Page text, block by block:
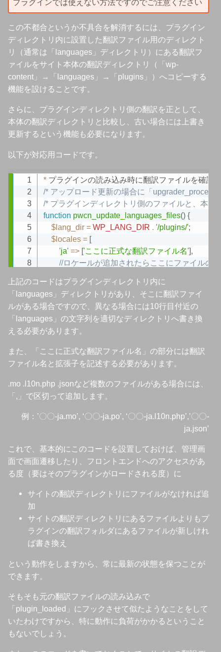
プラグインでは使えない方法ですのでご注意ください
この不都合というか不具合を解消するには、プラグイン
ディレクトリ内に設置した翻訳ファイル用のディレクト
リ（通常は「languages」ディレクトリ）にある翻訳フ
ァイルをサイト本体の翻訳ディレクトリ（「wp-
content」→「languages」→「plugins」）へコピーする
機能を設けることです。
さらに、プラグインディレクトリ側の翻訳を正として、
本体の翻訳ディレクトリと比較し、古い場合には上書き
更新するという機能も必要になります。
以下が対応用コードです。
* プラグインの読み込み時に翻訳ファイルを確認
/* アップロード更新の場合に「
/* プラグインディレクトリ側のファイルと、本
function pwcn_update_languages_files() {
$lang_dir = WP_LANG_DIR . '/plugins/';
$locales = [
'ja' => ['ここに正式な翻訳ファイル名'],
//ロケールが追加されたらここにファイルの
$source_dir = plugin_dir_path(__FILE__
foreach ($locales as $locale => $files) {
foreach ($files as $file_name) {
$source_file
$target_file
$lang_dir $file_name;
if ( file_exists ($source_file ) {
// ターゲットファイルが存在する場合、
if ( file_exists
// プラグイン内のファイルが新しい
$target_file);
} else {
// ターゲットファイルが存在しない場
copy($source_file, $target_file
} else
}
}
}
}
add_action( 'plugins_loaded' ,
Copy
上記のコードはプラグインディレクトリ内に
「languages」ディレクトリがあり、そこに翻訳ファイ
ルがある場合ですので、異なる場合には10行目付近の
「languages」の文字列を適切なディレクトリへ書き換
える必要があります。
また、「ここに正式な翻訳ファイル名」の部分には翻訳
ファイル名と拡張子を記述する必要があります。
.mo .l10n.php .jsonなど複数のファイルがある場合には、
「,」で区切って追加します。
例：’〇〇-ja.mo’, ‘〇〇-ja.po’, ‘〇〇-ja.l10n.php’,’〇〇-
ja.json’
これで、基本的にこのコードを設置しておけば、管理画
面で画面遷移したり、フロントエンドへのアクセスがあ
る度（要はそのプラグインがロードされる度）に
サイトの翻訳ディレクトリにファイルがなければ追
加
サイトの翻訳ディレクトリにあるファイルよりもプ
ラグインの翻訳フォルダにあるファイルが新しけれ
ば書き換え
という動作をしますから、常に最新の状態を保つことが
できます。
そもそも元の翻訳ファイルの読み込みで
「plugin_loaded」にフックさせて似たようなことをして
いたわけですから、特に動作に負荷がかかるということ
もないでしょう。